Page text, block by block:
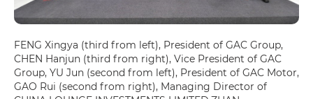
FENG Xingya (third from left), President of GAC Group,
CHEN Hanjun (third from right), Vice President of GAC
Group, YU Jun (second from left), President of GAC Motor,
GAO Rui (second from right), Managing Director of